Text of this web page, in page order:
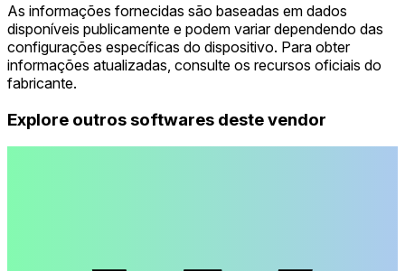
As informações fornecidas são baseadas em dados
disponíveis publicamente e podem variar dependendo das
configurações específicas do dispositivo. Para obter
informações atualizadas, consulte os recursos oficiais do
fabricante.
Explore outros softwares deste vendor